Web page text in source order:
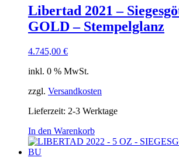
Libertad 2021 –
GOLD – Stempelglanz
4.745,00 €
inkl. 0 % MwSt.
zzgl. Versandkosten
Lieferzeit: 2-3 Werktage
In den Warenkorb